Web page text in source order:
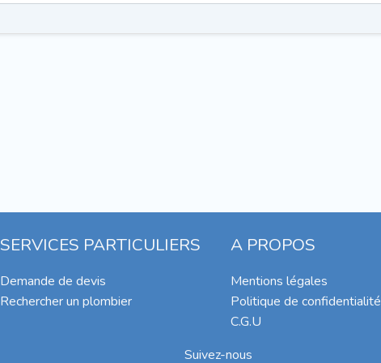
SERVICES PARTICULIERS
Demande de devis
Rechercher un plombier
A PROPOS
Mentions légales
Politique de confidentialité
C.G.U
Suivez-nous